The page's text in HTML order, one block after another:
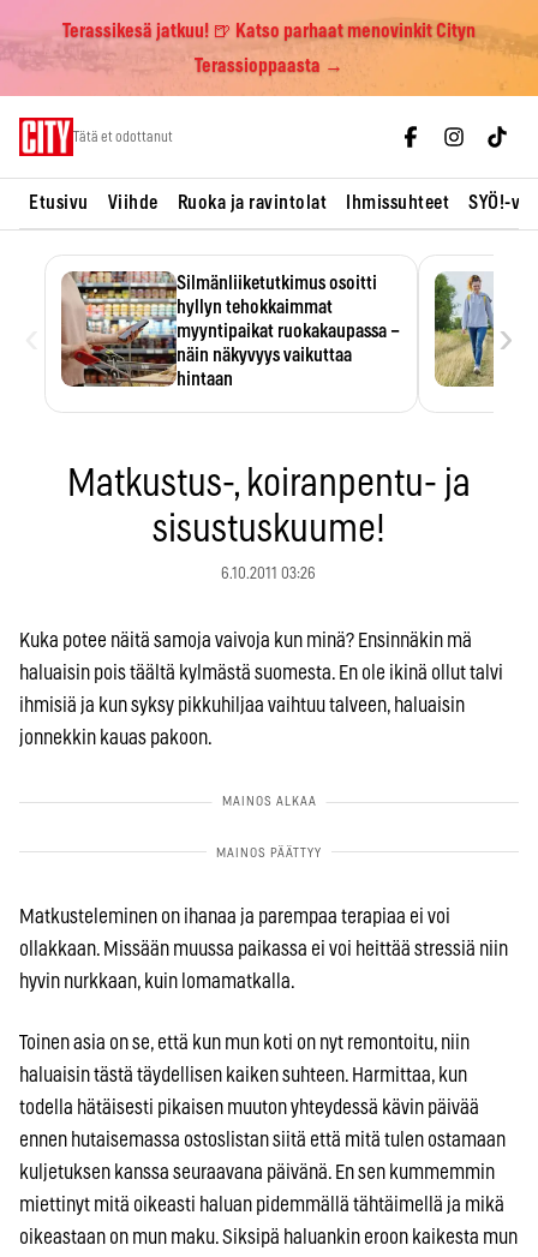
Terassikesä jatkuu! 🍺 Katso parhaat menovinkit Cityn
Terassioppaasta →
Tätä et odottanut
Etusivu Viihde Ruoka ja ravintolat Ihmissuhteet SYÖ!-
Silmänliiketutkimus osoitti
hyllyn tehokkaimmat
myyntipaikat ruokakaupassa –
näin näkyvyys vaikuttaa
hintaan
›
Matkustus-, koiranpentu- ja
sisustuskuume!
6.10.2011 03:26
Kuka potee näitä samoja vaivoja kun minä? Ensinnäkin mä
haluaisin pois täältä kylmästä suomesta. En ole ikinä ollut talvi
ihmisiä ja kun syksy pikkuhiljaa vaihtuu talveen, haluaisin
jonnekkin kauas pakoon.
Matkusteleminen on ihanaa ja parempaa terapiaa ei voi
ollakkaan. Missään muussa paikassa ei voi heittää stressiä niin
hyvin nurkkaan, kuin lomamatkalla.
Toinen asia on se, että kun mun koti on nyt remontoitu, niin
haluaisin tästä täydellisen kaiken suhteen. Harmittaa, kun
todella hätäisesti pikaisen muuton yhteydessä kävin päivää
ennen hutaisemassa ostoslistan siitä että mitä tulen ostamaan
kuljetuksen kanssa seuraavana päivänä. En sen kummemmin
miettinyt mitä oikeasti haluan pidemmällä tähtäimellä ja mikä
oikeastaan on mun maku. Siksipä haluankin eroon kaikesta mun